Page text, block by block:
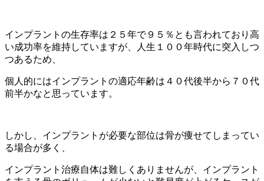
インプラントの生存率は２５年で９５％とも言われており高
い成功率を維持していますが、人生１００年時代に突入しつ
つあるため、
個人的にはインプラントの適応年齢は４０代後半から７０代
前半かなと思っています。
しかし、インプラントが必要な部位は骨が痩せてしまってい
る場合が多く、
インプラント治療自体は難しくありませんが、インプラント